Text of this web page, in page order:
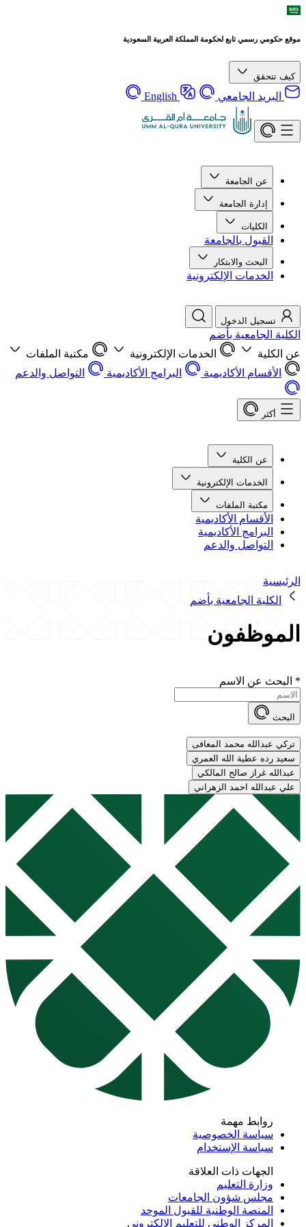
موقع حكومي رسمي تابع لحكومة المملكة العربية السعودية
كيف تتحقق
البريد الجامعي English
عن الجامعة
إدارة الجامعة
الكليات
القبول بالجامعة
البحث والابتكار
الخدمات الإلكترونية
تسجيل الدخول
الكلية الجامعية بأضم
عن الكلية
الخدمات الإلكترونية
مكتبة الملفات
الأقسام الأكاديمية
البرامج الأكاديمية التواصل والدعم
أكثر
عن الكلية
الخدمات الإلكترونية
مكتبة الملفات
الأقسام الأكاديمية
البرامج الأكاديمية
التواصل والدعم
الرئيسية
الكلية الجامعية بأضم
الموظفون
* البحث عن الاسم
البحث
تركي عبدالله محمد المعافى
سعيد رده عطية الله العمري
عبدالله غراز صالح المالكي
علي عبدالله احمد الزهراني
روابط مهمة
سياسة الخصوصية
سياسة الإستخدام
الجهات ذات العلاقة
وزارة التعليم
مجلس شؤون الجامعات
المنصة الوطنية للقبول الموحد
المركز الوطني للتعليم الإلكتروني